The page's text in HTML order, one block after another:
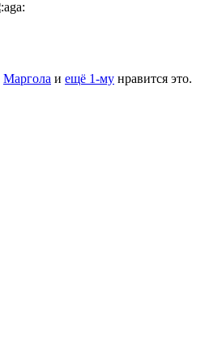
Маргола и ещё 1-му нравится это.